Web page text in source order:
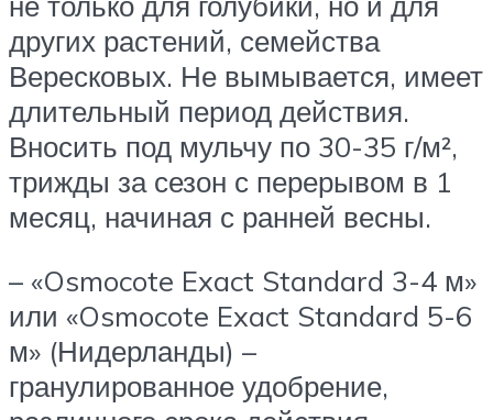
других растений, семейства
Вересковых. Не вымывается, имеет
длительный период действия.
Вносить под мульчу по 30-35 г/м²,
трижды за сезон с перерывом в 1
месяц, начиная с ранней весны.
– «Osmocote Exact Standard 3-4 м»
или «Osmocote Exact Standard 5-6
м» (Нидерланды) –
гранулированное удобрение,